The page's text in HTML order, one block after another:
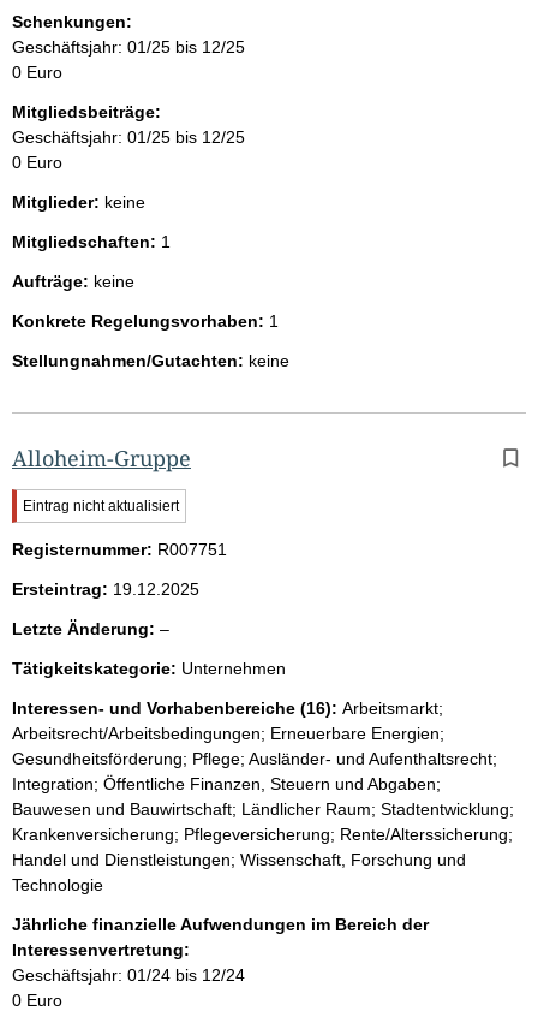
Schenkungen:
Geschäftsjahr: 01/25 bis 12/25
0 Euro
Mitgliedsbeiträge:
Geschäftsjahr: 01/25 bis 12/25
0 Euro
Mitglieder: keine
Mitgliedschaften: 1
Aufträge: keine
Konkrete Regelungsvorhaben: 1
Stellungnahmen/Gutachten: keine
Alloheim-Gruppe
W
i
c
t
g
r
n
w
e
i
s
:
Eintrag nicht aktualisiert
Registernummer: R007751
Ersteintrag: 19.12.2025
Letzte Änderung: –l
e
r
Tätigkeitskategorie: Unternehmen
Interessen- und Vorhabenbereiche (16): Arbeitsmarkt;
Arbeitsrecht/Arbeitsbedingungen; Erneuerbare Energien;
Gesundheitsförderung; Pflege; Ausländer- und Aufenthaltsrecht;
Integration; Öffentliche Finanzen, Steuern und Abgaben;
Bauwesen und Bauwirtschaft; Ländlicher Raum; Stadtentwicklung;
Krankenversicherung; Pflegeversicherung; Rente/Alterssicherung;
Handel und Dienstleistungen; Wissenschaft, Forschung und
Technologie
Jährliche finanzielle Aufwendungen im Bereich der
Interessenvertretung:
Geschäftsjahr: 01/24 bis 12/24
0 Euro